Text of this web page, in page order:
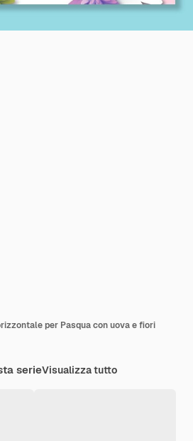
per Pasqua con uova e fiori
serieVisualizza tutto